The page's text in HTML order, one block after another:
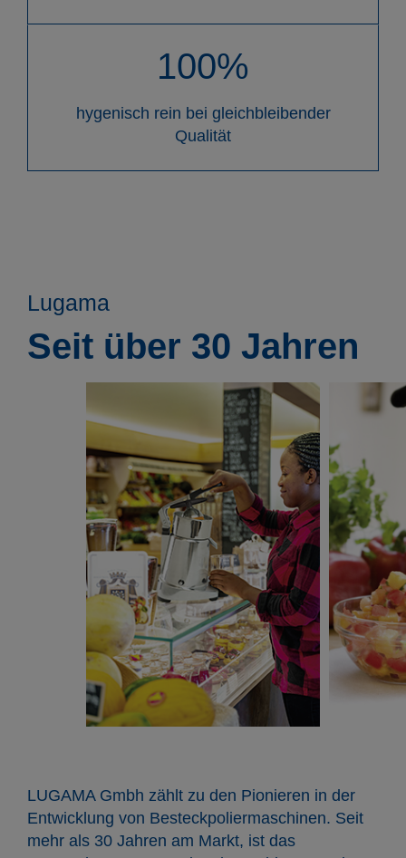
100%
hygenisch rein bei gleichbleibender
Qualität
Lugama
Seit über 30 Jahren
LUGAMA Gmbh zählt zu den Pionieren in der
Entwicklung von Besteckpoliermaschinen. Seit
mehr als 30 Jahren am Markt, ist das